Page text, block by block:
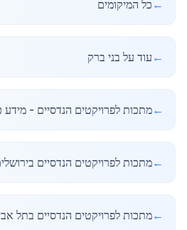
← כל המיקומים
← עוד על בני ברק
←מתכות לפרויקטים הנדסיים - מידע
←מתכות לפרויקטים הנדסיים
←מתכות לפרויקטים הנדסיים בתל